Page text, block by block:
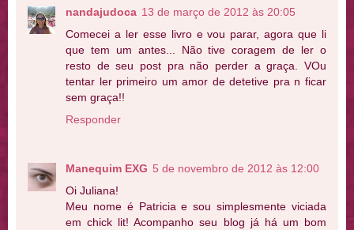
nandajudoca 13 de março de 2012 às 20:05
Comecei a ler esse livro e vou parar, agora que li
que tem um antes... Não tive coragem de ler o
resto de seu post pra não perder a graça. VOu
tentar ler primeiro um amor de detetive pra n ficar
sem graça!!
Responder
Manequim EXG 5 de novembro de 2012 às 12:00
Oi Juliana!
Meu nome é Patricia e sou simplesmente viciada
em chick lit! Acompanho seu blog já há um bom